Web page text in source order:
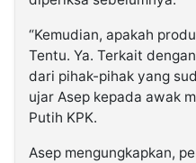
“Kemudian, apakah
Tentu. Ya. Terkait
dari pihak-pihak yang
ujar Asep kepada awak
Putih KPK.
Asep mengungkapkan,